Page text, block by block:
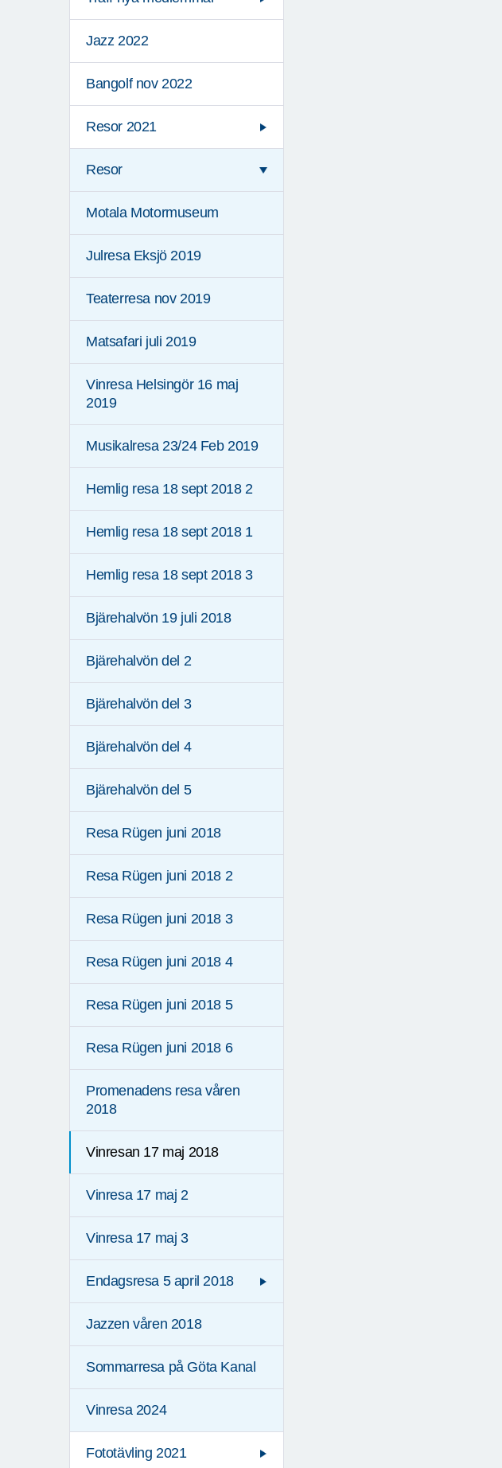
Jazz 2022
Bangolf nov 2022
Resor 2021
Resor
Motala Motormuseum
Julresa Eksjö 2019
Teaterresa nov 2019
Matsafari juli 2019
Vinresa Helsingör 16 maj
2019
Musikalresa 23/24 Feb 2019
Hemlig resa 18 sept 2018 2
Hemlig resa 18 sept 2018 1
Hemlig resa 18 sept 2018 3
Bjärehalvön 19 juli 2018
Bjärehalvön del 2
Bjärehalvön del 3
Bjärehalvön del 4
Bjärehalvön del 5
Resa Rügen juni 2018
Resa Rügen juni 2018 2
Resa Rügen juni 2018 3
Resa Rügen juni 2018 4
Resa Rügen juni 2018 5
Resa Rügen juni 2018 6
Promenadens resa våren
2018
Vinresan 17 maj 2018
Vinresa 17 maj 2
Vinresa 17 maj 3
Endagsresa 5 april 2018
Jazzen våren 2018
Sommarresa på Göta Kanal
Vinresa 2024
Fototävling 2021